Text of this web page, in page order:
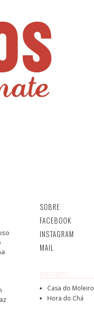
SOBRE
FACEBOOK
INSTAGRAM
MAIL
brautigans
Casa do Moleiro
Hora do Chá